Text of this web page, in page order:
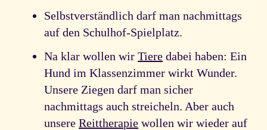
Selbstverständlich darf man nachmittags
auf den Schulhof-Spielplatz.
Na klar wollen wirTiere dabei haben: Ein
Hund im Klassenzimmer wirkt Wunder.
Unsere Ziegen darf man sicher
nachmittags auch streicheln. Aber auch
unsereReittherapie wollen wir wieder auf